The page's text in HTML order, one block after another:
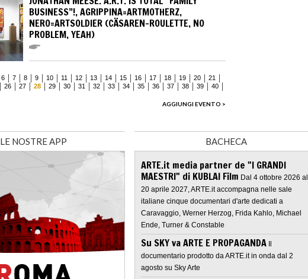
BUSINESS”!, AGRIPPINA=ARTMOTHERZ,
NERO=ARTSOLDIER (CÄSAREN-ROULETTE, NO
PROBLEM, YEAH)
6 7 8 9 10 11 12 13 14 15 16 17 18 19 20
21
26 27 28 29 30 31 32 33 34 35 36 37 38 39
40
AGGIUNGI EVENTO >
LE NOSTRE APP BACHECA
ARTE.it media partner de "I GRANDI
MAESTRI" di KUBLAI Film Dal 4 ottobre 2026 al
20 aprile 2027, ARTE.it accompagna nelle sale
italiane cinque documentari d'arte dedicati a
Caravaggio, Werner Herzog, Frida Kahlo, Michael
Ende, Turner & Constable
Su SKY va ARTE E PROPAGANDA Il
documentario prodotto da ARTE.it in onda dal 2
agosto su Sky Arte